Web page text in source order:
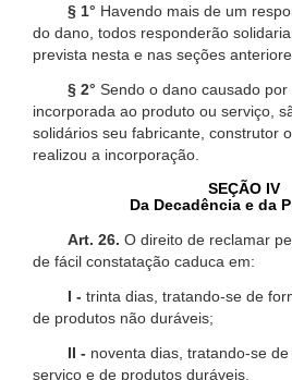
§ 1° Havendo mais de um
do dano, todos responderão
prevista nesta e nas seções
§ 2° Sendo o dano causado
incorporada ao produto ou serviço,
solidários seu fabricante, construtor
realizou a incorporação.
SEÇÃO IV
Da Decadência e da
Art. 26. O direito de reclamar
de fácil constatação caduca em:
I - trinta dias, tratando-se de
de produtos não duráveis;
II - noventa dias, tratando-se
serviço e de produtos duráveis.